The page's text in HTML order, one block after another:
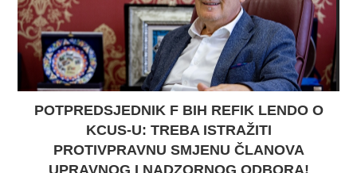
POTPREDSJEDNIK F BIH REFIK LENDO O
KCUS-U: TREBA ISTRAŽITI
PROTIVPRAVNU SMJENU ČLANOVA
UPRAVNOG I NADZORNOG ODBORA!